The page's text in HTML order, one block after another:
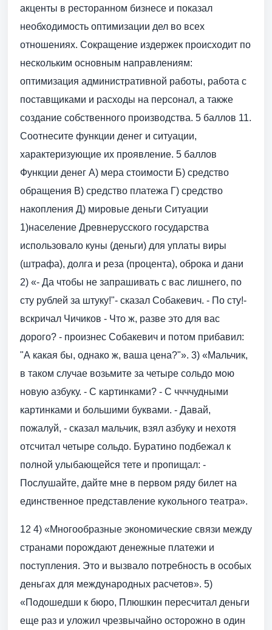
акценты в ресторанном бизнесе и показал
необходимость оптимизации дел во всех
отношениях. Сокращение издержек происходит по
нескольким основным направлениям:
оптимизация административной работы, работа с
поставщиками и расходы на персонал, а также
создание собственного производства. 5 баллов 11.
Соотнесите функции денег и ситуации,
характеризующие их проявление. 5 баллов
Функции денег А) мера стоимости Б) средство
обращения В) средство платежа Г) средство
накопления Д) мировые деньги Ситуации
1)население Древнерусского государства
использовало куны (деньги) для уплаты виры
(штрафа), долга и реза (процента), оброка и дани
2) «- Да чтобы не запрашивать с вас лишнего, по
сту рублей за штуку!"- сказал Собакевич. - По сту!-
вскричал Чичиков - Что ж, разве это для вас
дорого? - произнес Собакевич и потом прибавил:
"А какая бы, однако ж, ваша цена?"». 3) «Мальчик,
в таком случае возьмите за четыре сольдо мою
новую азбуку. - С картинками? - С ччччудными
картинками и большими буквами. - Давай,
пожалуй, - сказал мальчик, взял азбуку и нехотя
отсчитал четыре сольдо. Буратино подбежал к
полной улыбающейся тете и пропищал: -
Послушайте, дайте мне в первом ряду билет на
единственное представление кукольного театра».
12 4) «Многообразные экономические связи между
странами порождают денежные платежи и
поступления. Это и вызвало потребность в особых
деньгах для международных расчетов». 5)
«Подошедши к бюро, Плюшкин пересчитал деньги
еще раз и уложил чрезвычайно осторожно в один